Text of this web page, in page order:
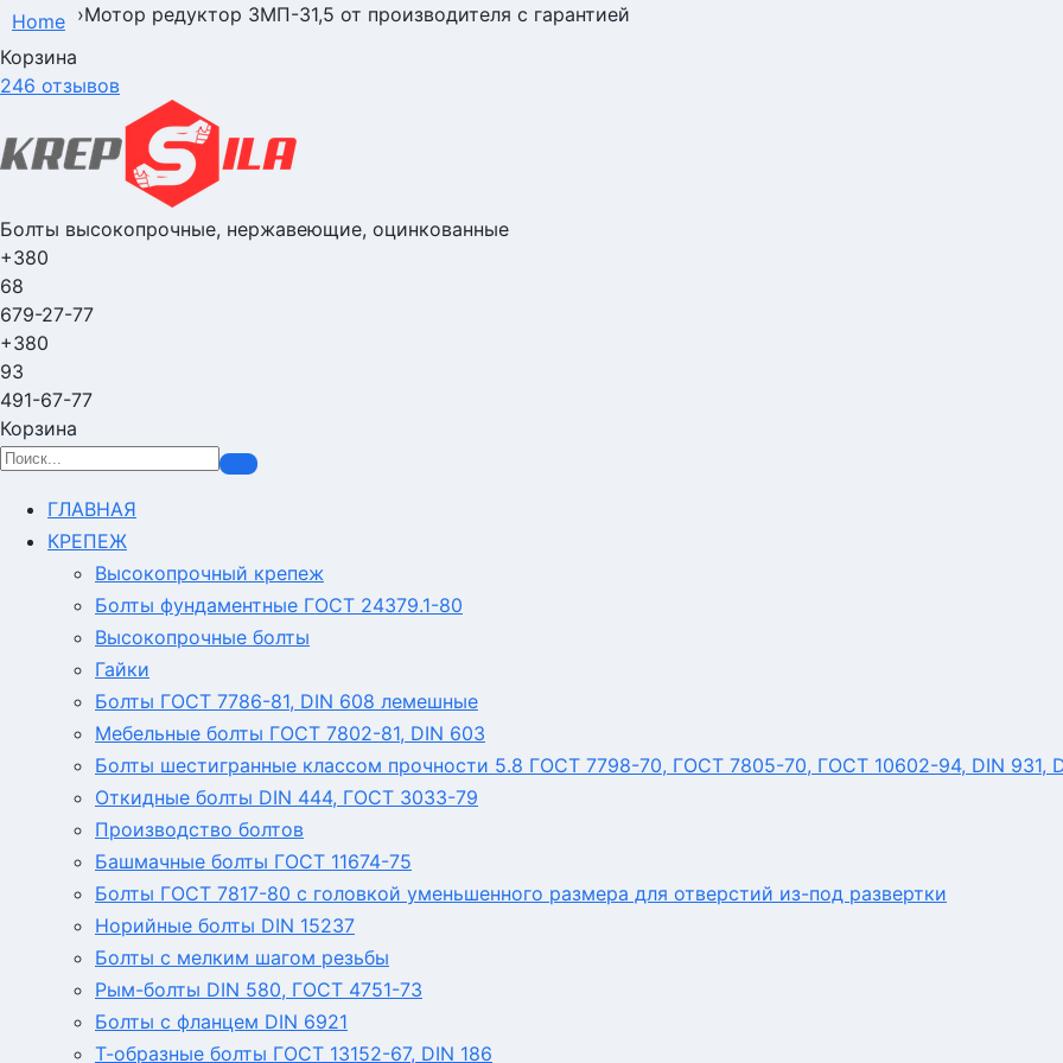
Home ›Мотор редуктор 3МП-31,5 от производителя с гарантией
Корзина
246 отзывов
Болты высокопрочные, нержавеющие, оцинкованные
+380
68
679-27-77
+380
93
491-67-77
Корзина
ГЛАВНАЯ
КРЕПЕЖ
Высокопрочный крепеж
Болты фундаментные ГОСТ 24379.1-80
Высокопрочные болты
Гайки
Болты ГОСТ 7786-81, DIN 608 лемешные
Мебельные болты ГОСТ 7802-81, DIN 603
Болты шестигранные классом прочности 5.8 ГОСТ 7798-70, ГОСТ 7805-70, ГОСТ 10602-94, DIN 931,
Откидные болты DIN 444, ГОСТ 3033-79
Производство болтов
Башмачные болты ГОСТ 11674-75
Болты ГОСТ 7817-80 с головкой уменьшенного размера для отверстий из-под развертки
Норийные болты DIN 15237
Болты с мелким шагом резьбы
Рым-болты DIN 580, ГОСТ 4751-73
Болты с фланцем DIN 6921
Т-образные болты ГОСТ 13152-67, DIN 186